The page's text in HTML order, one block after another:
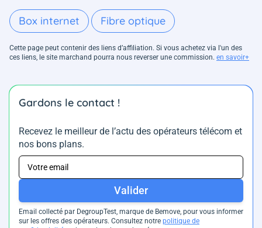
Box internet Fibre optique
Cette page peut contenir des liens d’affiliation. Si vous achetez via l'un des
ces liens, le site marchand pourra nous reverser une commission. en savoir+
Gardons le contact !
Recevez le meilleur de l’actu des opérateurs télécom et
nos bons plans.
Valider
Email collecté par DegroupTest, marque de Bemove, pour vous informer
sur les offres des opérateurs. Consultez notre politique de